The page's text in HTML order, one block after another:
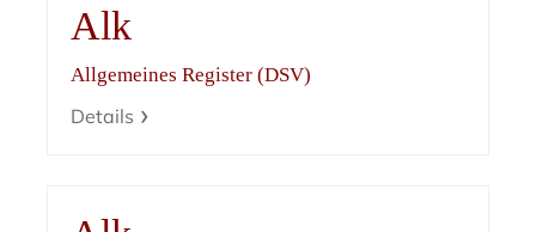
Alk
Allgemeines Register (DSV)
Details